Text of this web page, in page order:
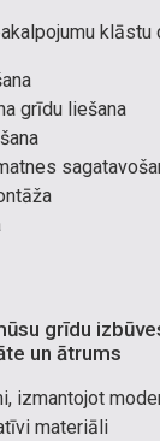
klāstu
grīdu liešana
grīdu
un ātrums
izmantojot
materiāli